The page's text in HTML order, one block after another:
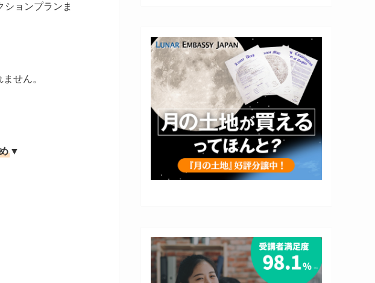
ョンプランま
せん。
▼